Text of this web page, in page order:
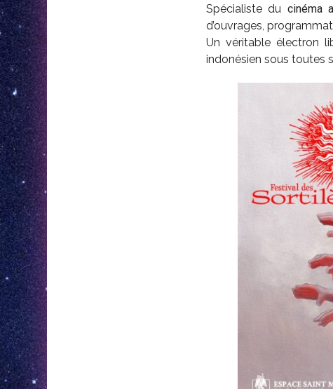
Spécialiste du cinéma
d’ouvrages,
Un véritable électron
indonésien sous toutes